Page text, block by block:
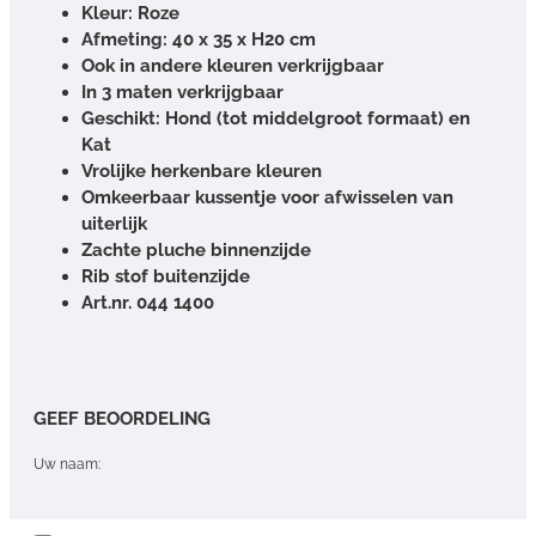
Kleur: Roze
Afmeting: 40 x 35 x H20 cm
Ook in andere kleuren verkrijgbaar
In 3 maten verkrijgbaar
Geschikt: Hond (tot middelgroot formaat) en
Kat
Vrolijke herkenbare kleuren
Omkeerbaar kussentje voor afwisselen van
uiterlijk
Zachte pluche binnenzijde
Rib stof buitenzijde
Art.nr. 044 1400
GEEF BEOORDELING
Uw naam: